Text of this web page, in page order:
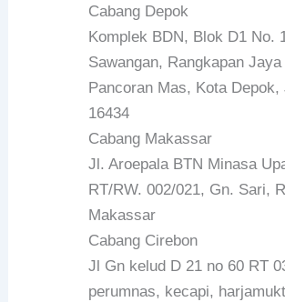
Cabang Depok
Komplek BDN, Blok D1 No.
Sawangan, Rangkapan
Pancoran Mas, Kota Depok,
16434
Cabang Makassar
Jl. Aroepala BTN Minasa
RT/RW. 002/021, Gn. Sari,
Makassar
Cabang Cirebon
Jl Gn kelud D 21 no 60 RT
perumnas, kecapi,